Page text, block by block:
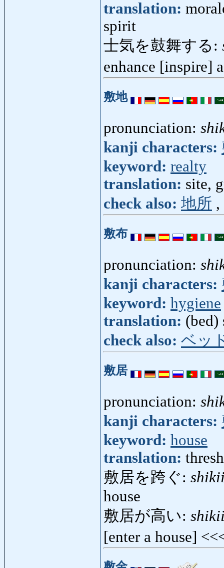
translation:
spirit
士気を鼓舞する:
enhance [inspire]
敷地
pronunciation:
kanji characters:
keyword: realty
translation: site,
check also: 地所 ,
敷布
pronunciation:
kanji characters:
keyword: hygiene
translation: (bed)
check also: ベッ
敷居
pronunciation:
kanji characters:
keyword: house
translation:
敷居を跨ぐ:
house
敷居が高い:
[enter a house]